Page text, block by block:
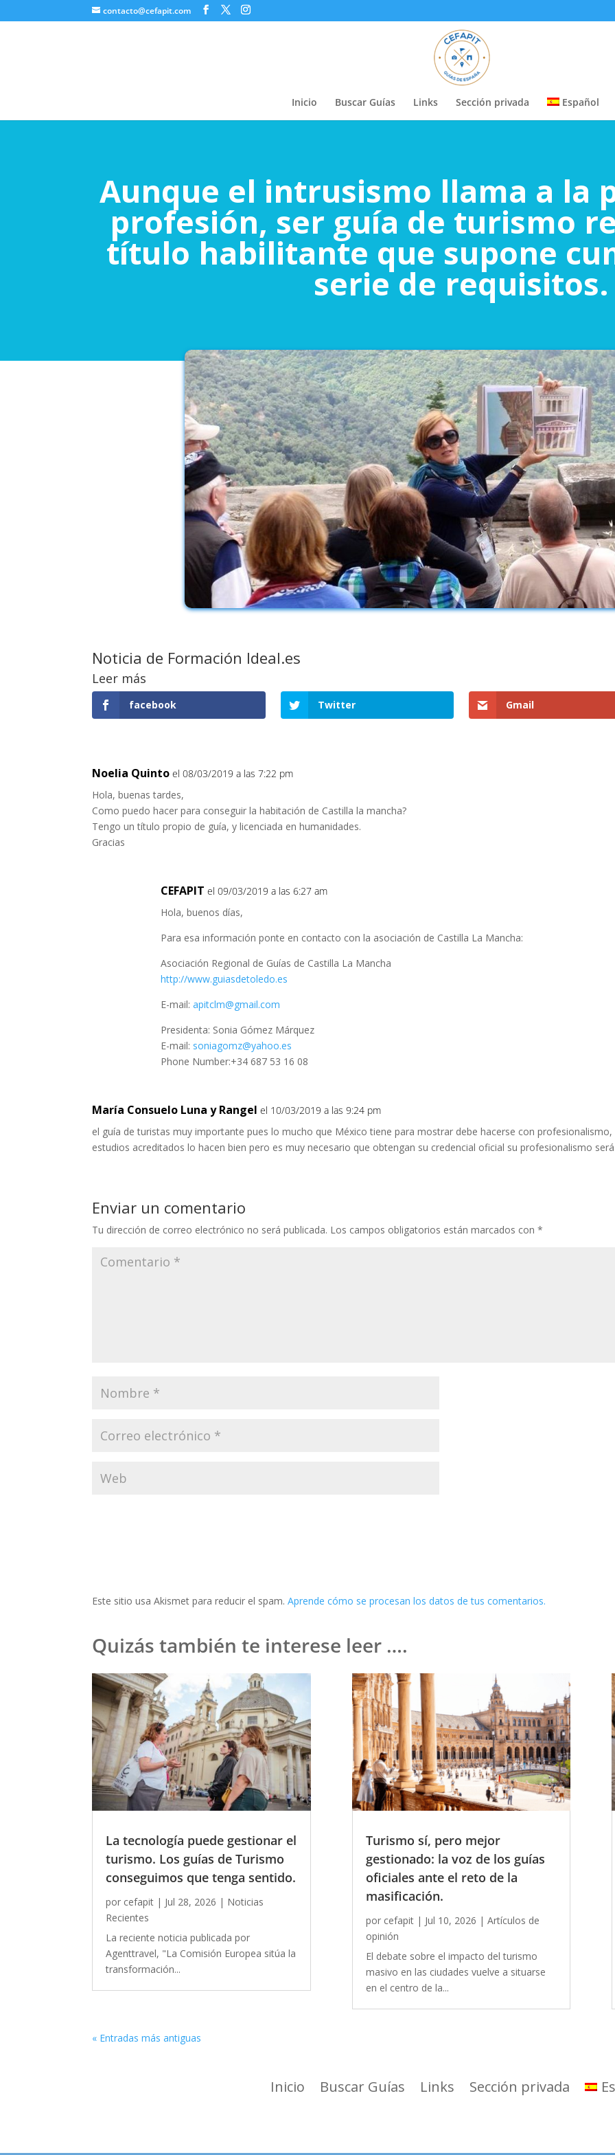
contacto@cefapit.com
Inicio Buscar Guías Links Sección privada Español
Aunque el intrusismo llama a la
profesión, ser guía de turismo
título habilitante que supone
serie de requisitos.
Noticia de Formación Ideal.es
Leer más
facebook Twitter Gmail
Noelia Quinto el 08/03/2019 a las 7:22 pm
Hola, buenas tardes,
Como puedo hacer para conseguir la habitación de Castilla la mancha?
Tengo un título propio de guía, y licenciada en humanidades.
Gracias
CEFAPIT el 09/03/2019 a las 6:27 am
Hola, buenos días,
Para esa información ponte en contacto con la asociación de Castilla La Mancha:
Asociación Regional de Guías de Castilla La Mancha
http://www.guiasdetoledo.es
E-mail:apitclm@gmail.com
Presidenta: Sonia Gómez Márquez
E-mail: soniagomz@yahoo.es
Phone Number:+34 687 53 16 08
María Consuelo Luna y Rangel el 10/03/2019 a las 9:24 pm
el guía de turistas muy importante pues lo mucho que México tiene para mostrar debe hacerse con profesionalismo,
estudios acreditados lo hacen bien pero es muy necesario que obtengan su credencial oficial su profesionalismo
Enviar un comentario
Tu dirección de correo electrónico no será publicada. Los campos obligatorios están marcados con*
Este sitio usa Akismet para reducir el spam.Aprende cómo se procesan los datos de tus comentarios.
Quizás también te interese leer ….
La tecnología puede gestionar el
turismo. Los guías de Turismo
conseguimos que tenga sentido.
por cefapit | Jul 28, 2026 | Noticias
Recientes
La reciente noticia publicada por
Agenttravel, "La Comisión Europea sitúa la
transformación...
Turismo sí, pero mejor
gestionado: la voz de los guías
oficiales ante el reto de la
masificación.
por cefapit| Jul 10, 2026 | Artículos de
opinión
El debate sobre el impacto del turismo
masivo en las ciudades vuelve a situarse
en el centro de la...
« Entradas más antiguas
Inicio Buscar Guías Links Sección privada